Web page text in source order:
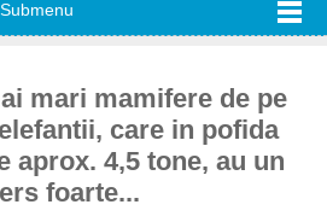
Submenu
mari mamifere de pe
care in pofida
aprox. 4,5 tone, au un
foarte...